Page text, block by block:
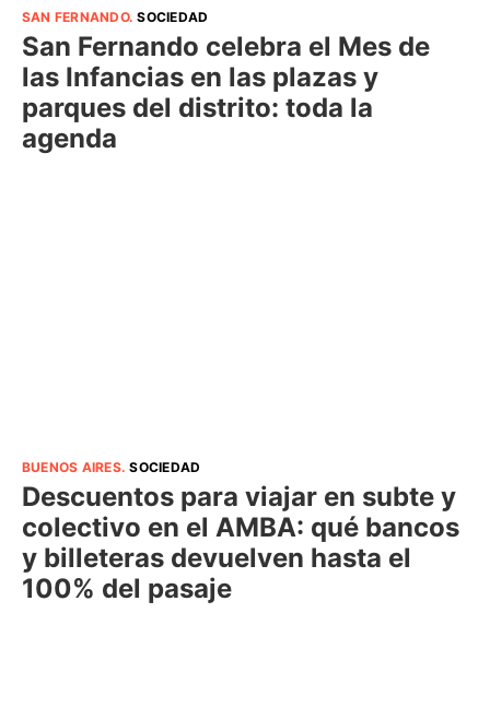
SAN FERNANDO.SOCIEDAD
San Fernando celebra el Mes de
las Infancias en las plazas y
parques del distrito: toda la
agenda
BUENOS AIRES.SOCIEDAD
Descuentos para viajar en subte y
colectivo en el AMBA: qué bancos
y billeteras devuelven hasta el
100% del pasaje